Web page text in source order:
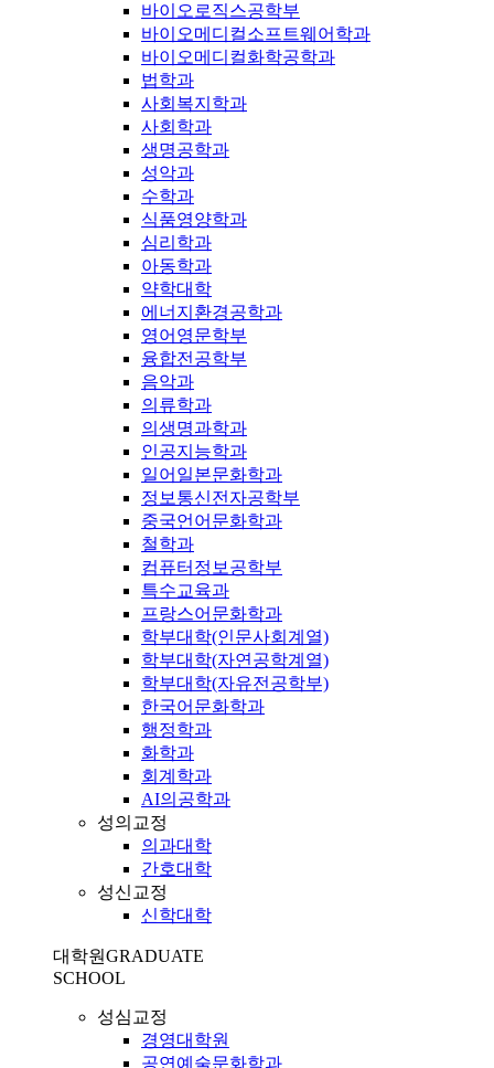
바이오로직스공학부
바이오메디컬소프트웨어학과
바이오메디컬화학공학과
법학과
사회복지학과
사회학과
생명공학과
성악과
수학과
식품영양학과
심리학과
아동학과
약학대학
에너지환경공학과
영어영문학부
융합전공학부
음악과
의류학과
의생명과학과
인공지능학과
일어일본문화학과
정보통신전자공학부
중국언어문화학과
철학과
컴퓨터정보공학부
특수교육과
프랑스어문화학과
학부대학(인문사회계열)
학부대학(자연공학계열)
학부대학(자유전공학부)
한국어문화학과
행정학과
화학과
회계학과
AI의공학과
성의교정
의과대학
간호대학
성신교정
신학대학
대학원GRADUATE
SCHOOL
성심교정
경영대학원
공연예술문화학과